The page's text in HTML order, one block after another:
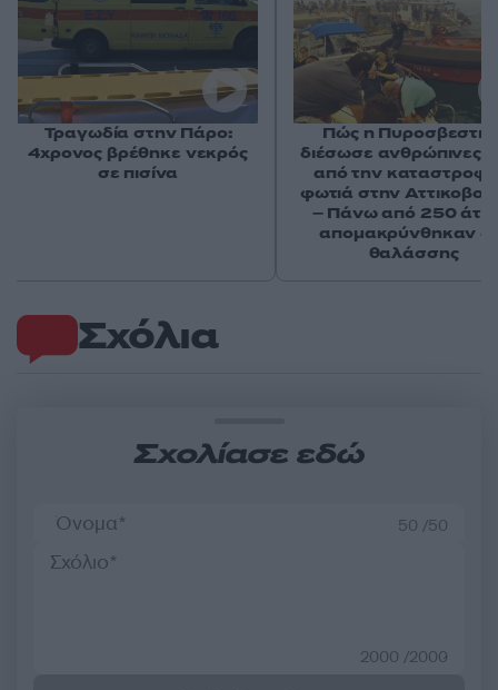
Σχόλια
Σχολίασε εδώ
50 /50
2000 /2000
Τραγωδία στην Πάρο:
4χρονος βρέθηκε νεκρός
σε πισίνα
Πώς η
διέσωσε ανθρώπινες
από την
φωτιά στην
– Πάνω από 250
απομακρύνθηκαν
θαλάσσης